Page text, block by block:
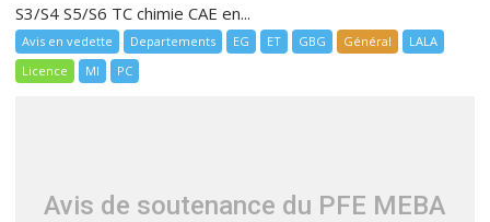
S3/S4 S5/S6 TC chimie CAE en...
Avis en vedette Departements EG ET GBG Général
LALA
Licence
MI PC
Avis de soutenance du PFE MEBA